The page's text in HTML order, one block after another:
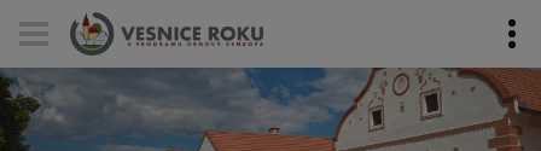
Skip navigation